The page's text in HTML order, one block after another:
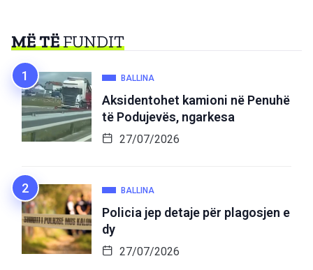
MË TËFUNDIT
BALLINA
Aksidentohet kamioni në Penuhë
të Podujevës, ngarkesa
27/07/2026
BALLINA
Policia jep detaje për plagosjen e
dy
27/07/2026